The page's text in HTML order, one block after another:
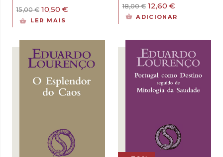
15,00€ O
preço
original
15,00 €.
10,50 €
10,50 €.
LER MAIS
18,00€ O
preço
18,00 €.
12,60 €O
preço
12,60 €.
ADICIONAR